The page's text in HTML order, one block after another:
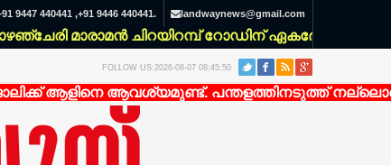
9447 440441 ,+91 9446 440441. landwaynews@gmail.com
ചിറയിറമ്പ് റോഡിന് ഏകദേശം 200 മീറ്റർ
FOLLOW US:2026-08-07 08:45:50
ആളിനെ ആവശ്യമുണ്ട്. പന്തളത്തിനടുത്ത് നല്ലൊരു